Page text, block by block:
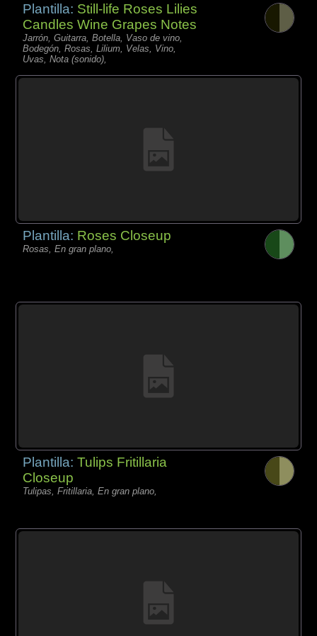
Plantilla: Still-life Roses Lilies
Candles Wine Grapes Notes
Jarrón, Guitarra, Botella, Vaso de vino,
Bodegón, Rosas, Lilium, Velas, Vino,
Uvas, Nota (sonido),
Plantilla: Roses Closeup
Rosas, En gran plano,
Plantilla:Tulips Fritillaria
Closeup
Tulipas, Fritillaria, En gran plano,